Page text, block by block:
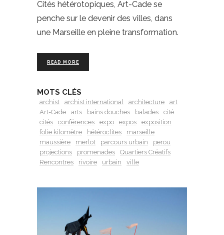
Cités hétérotopiques, Art-Cade se
penche sur le devenir des villes, dans
une Marseille en pleine transformation.
READ MORE
MOTS CLÉS
archist archist international architecture
art
Art-Cade
arts bains douches balades
cité
cités
conférences expo expos
exposition
folie kilomètre
hétéroclites
marseille
maussière
merlot parcours urbain
perou
projections
promenades
Quartiers Créatifs
Rencontres
rivoire urbain ville